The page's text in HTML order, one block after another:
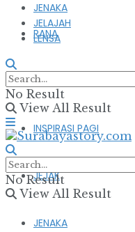
RANA
FIKSI & PUISI
INSPIRASI PAGI
JEJAK
JENAKA
JENAKA
JELAJAH
LENSA
No Result
View All Result
No Result
View All Result